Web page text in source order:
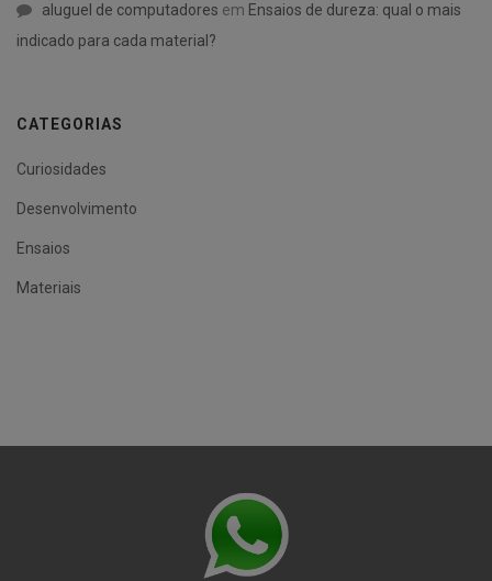
aluguel de computadores em Ensaios de dureza: qual o mais
indicado para cada material?
CATEGORIAS
Curiosidades
Desenvolvimento
Ensaios
Materiais